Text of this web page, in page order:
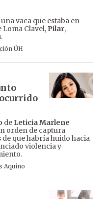
vaca que estaba en
Loma Clavel, Pilar,
.
ÚH
de Leticia Marlene
orden de captura
que habría huido hacia
violencia y
Aquino